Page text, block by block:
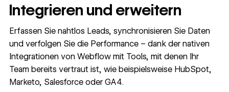
Integrieren und erweitern
Erfassen Sie nahtlos Leads, synchronisieren Sie Daten
und verfolgen Sie die Performance – dank der nativen
Integrationen von Webflow mit Tools, mit denen Ihr
Team bereits vertraut ist, wie beispielsweise HubSpot,
Marketo, Salesforce oder GA4.